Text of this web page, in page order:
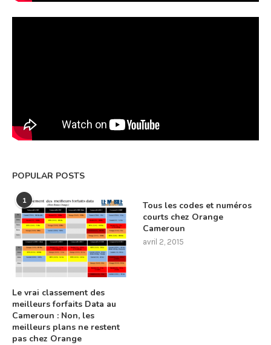
POPULAR POSTS
1
Le vrai classement des
meilleurs forfaits Data au
Cameroun : Non, les
meilleurs plans ne restent
pas chez Orange
Tous les codes et numéros
courts chez Orange
Cameroun
avril 2, 2015